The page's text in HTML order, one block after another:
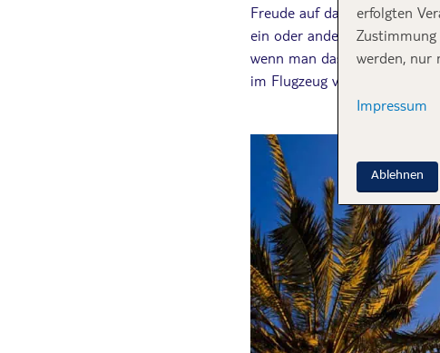
Freude auf daheim bzw. den
ein oder andere Gegenstand
wenn man das Flugzeug
im Flugzeug vergessen
Oft im Flugzeug
erfolgten
werden, nur
Impressum
Ablehnen